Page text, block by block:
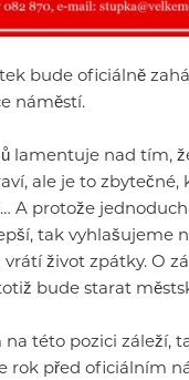
bude oficiálně
náměstí.
lamentuje nad tím,
ale je to zbytečné,
A protože
tak vyhlašujeme
vrátí život zpátky. O
bude starat
této pozici záleží,
rok před oficiálním